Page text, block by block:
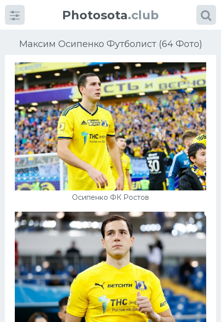
Photosota.club
Максим Осипенко Футболист (64 Фото)
Осипенко ФК Ростов
КатегорииФото
Еще картинки...
Футбол
Баскетбол
Велогонки
Конькобежный спорт
Тренажеры
Интерьер квартиры